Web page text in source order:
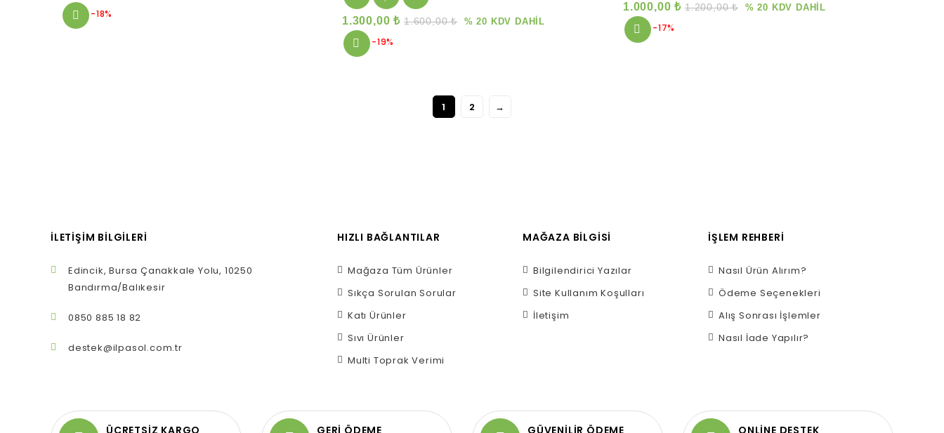
-18%
1.600,00₺
1.300,00₺ % 20 KDV DAHİL
-19%
1.200,00₺
1.000,00₺ % 20 KDV DAHİL
-17%
1 2 →
İLETIŞIM BILGILERI
Edincik, Bursa Çanakkale Yolu, 10250
Bandırma/Balıkesir
0850 885 18 82
destek@ilpasol.com.tr
HIZLI BAĞLANTILAR
Mağaza Tüm Ürünler
Sıkça Sorulan Sorular
Katı Ürünler
Sıvı Ürünler
Multi Toprak Verimi
MAĞAZA BILGISI
Bilgilendirici Yazılar
Site Kullanım Koşulları
İletişim
İŞLEM REHBERI
Nasıl Ürün Alırım?
Ödeme Seçenekleri
Alış Sonrası İşlemler
Nasıl İade Yapılır?
ÜCRETSİZ KARGO GERİ ÖDEME GÜVENİLİR ÖDEME ONLİNE DESTEK